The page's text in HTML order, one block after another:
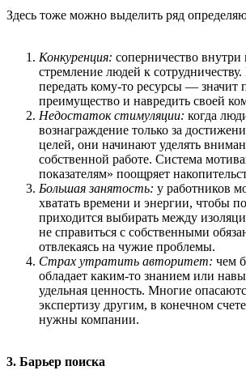
Здесь тоже можно выделить ряд
Конкуренция: соперничество
стремление людей к
передать кому-то ресурсы — значит
преимущество и навредить своей
Недостаток стимуляции: когда
вознаграждение только за
целей, они начинают уделять
собственной работе. Система
показателям» поощряет
Большая занятость: у работников
хватать времени и энергии, чтобы
приходится выбирать между
не справиться с собственными
отвлекаясь на чужие проблемы.
Страх утратить авторитет: чем
обладает каким-то знанием или
удельная ценность. Многие
экспертизу другим, в конечном
нужны компании.
3. Барьер поиска